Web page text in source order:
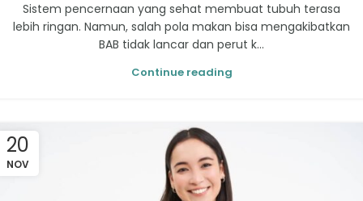
Sistem pencernaan yang sehat membuat tubuh terasa
lebih ringan. Namun, salah pola makan bisa mengakibatkan
BAB tidak lancar dan perut k...
Continue reading
20
NOV